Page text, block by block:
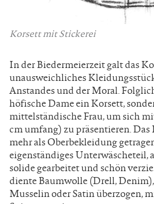
Korsett mit Stickerei
In der Biedermeierzeit galt das
unausweichliches
Anstandes und der Moral.
höfische Dame ein Korsett,
mittelständische Frau, um sich
cm umfang) zu präsentieren.
mehr als Oberbekleidung
eigenständiges Unterwäscheteil,
solide gearbeitet und schön
diente Baumwolle (Drell,
Musselin oder Satin überzogen,